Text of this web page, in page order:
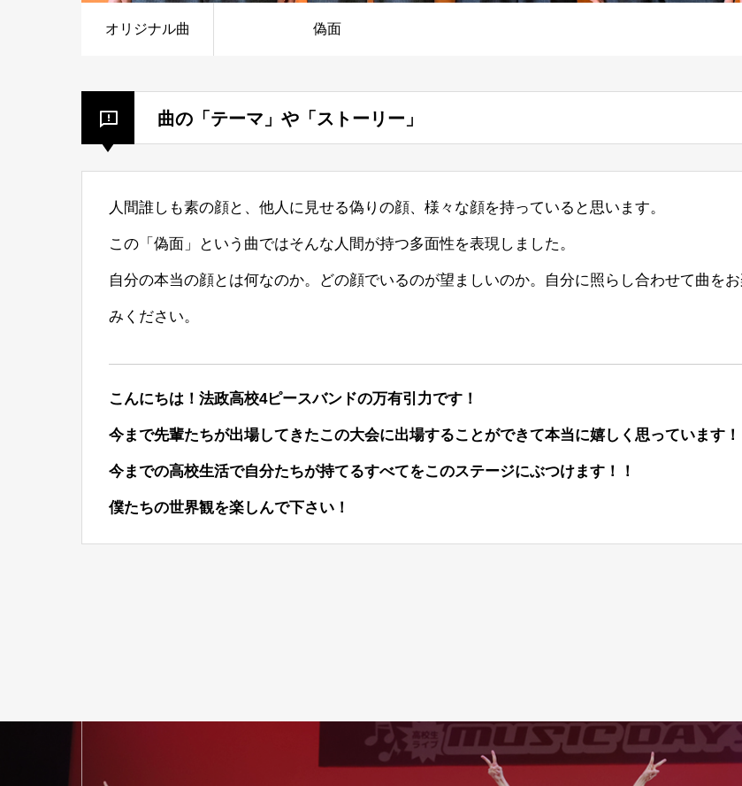
オリジナル曲 偽面
曲の「テーマ」や「ストーリー」
人間誰しも素の顔と、他人に見せる偽りの顔、様々な顔を持っていると思います。
この「偽面」という曲ではそんな人間が持つ多面性を表現しました。
自分の本当の顔とは何なのか。どの顔でいるのが望ましいのか。自分に照らし合わせて曲をお
みください。
こんにちは！法政高校4ピースバンドの万有引力です！
今まで先輩たちが出場してきたこの大会に出場することができて本当に嬉しく思っています！
今までの高校生活で自分たちが持てるすべてをこのステージにぶつけます！！
僕たちの世界観を楽しんで下さい！